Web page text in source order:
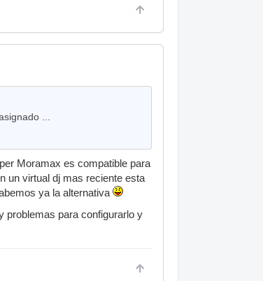
...
Moramax es compatible para
un virtual dj mas reciente esta
ya la alternativa
problemas para configurarlo y